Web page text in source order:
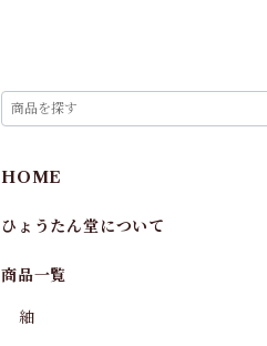
HOME
ひょうたん堂について
商品一覧
紬